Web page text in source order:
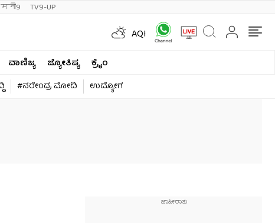
मनी9 TV9-UP
AQI
ವಾಣಿಜ್ಯ ಜ್ಯೋತಿಷ್ಯ
ಕ್ರೈಂ
#ನರೇಂದ್ರ ಮೋದಿ ಉದ್ಯೋಗ